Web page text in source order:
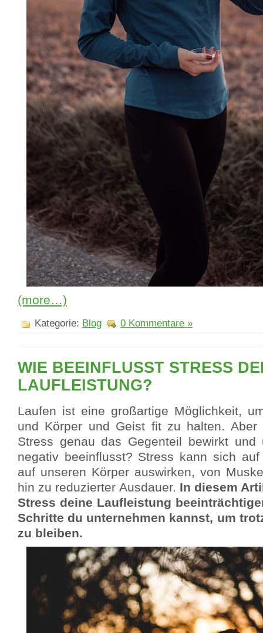
(more…)
Kategorie: Blog 0 Kommentare »
WIE BEEINFLUSST STRESS
LAUFLEISTUNG?
Laufen ist eine großartige Möglichkeit,
und Körper und Geist fit zu halten. Aber
Stress genau das Gegenteil bewirkt und
negativ beeinflusst? Stress kann sich
auf unseren Körper auswirken, von
hin zu reduzierter Ausdauer. In diesem
Stress deine Laufleistung
Schritte du unternehmen kannst, um
zu bleiben.